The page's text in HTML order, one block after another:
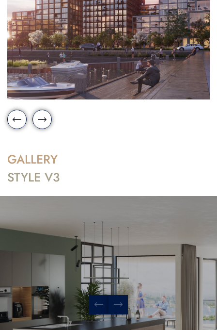
GALLERY
STYLE V3